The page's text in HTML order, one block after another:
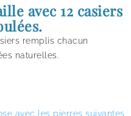
avec 12 casiers
remplis chacun
naturelles.
avec les pierres suivantes